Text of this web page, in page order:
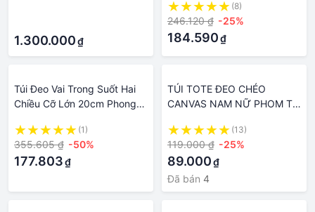
1.300.000₫
Nữ
(8)
246.120 ₫ -25%
184.590₫
Túi Đeo Vai Trong Suốt Hai
Chiều Cỡ Lớn 20cm Phong
đeo chéo，balo，balo nữ，
ví nữ，ví cầm tay nữ，túi
đeo chéo nam，ví nữ mini，
chéo nữ
(1)
355.605 ₫ -50%
177.803₫
TÚI TOTE ĐEO CHÉO
CANVAS NAM NỮ PHOM TO
UNISEX
(13)
119.000 ₫ -25%
89.000₫
Đã bán 4